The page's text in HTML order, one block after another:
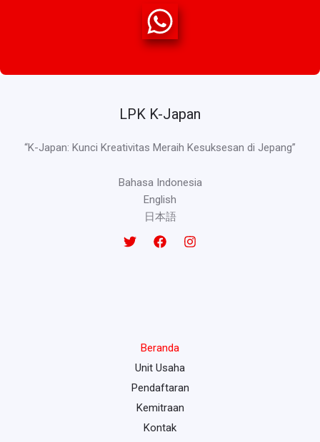
LPK K-Japan
“K-Japan: Kunci Kreativitas Meraih Kesuksesan di Jepang”
Bahasa Indonesia
English
日本語
Beranda
Unit Usaha
Pendaftaran
Kemitraan
Kontak